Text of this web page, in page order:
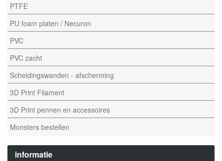
PTFE
PU foam platen / Necuron
PVC
PVC zacht
Scheidingswanden - afscherming
3D Print Filament
3D Print pennen en accessoires
Monsters bestellen
informatie